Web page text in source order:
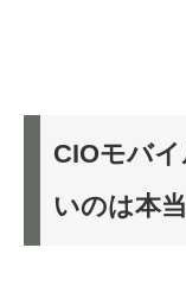
CIOモバ
いのは本